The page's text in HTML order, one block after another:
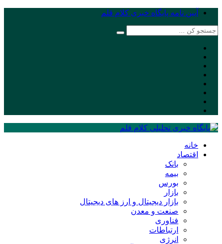
آیین نامه پایگاه خبری کلام قلم
خانه
اقتصاد
بانک
بیمه
بورس
بازار
بازار دیجیتال و ارز های دیجیتال
صنعت و معدن
فناوری
ارتباطات
انرژی